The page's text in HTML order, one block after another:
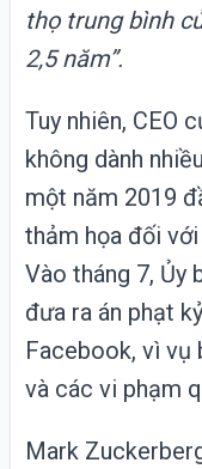
thọ trung bình
2,5 năm”.
Tuy nhiên, CEO
không dành
một năm 2019
thảm họa đối với
Vào tháng 7, Ủy
đưa ra án phạt
Facebook, vì vụ
và các vi phạm
Mark